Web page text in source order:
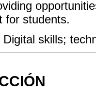
for students.
Digital skills;